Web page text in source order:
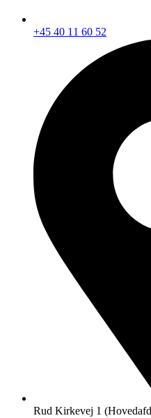
+45 40 11 60 52
Rud Kirkevej 1